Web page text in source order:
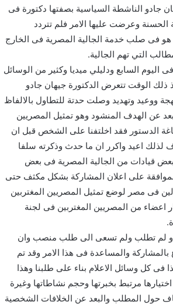
جادو الناشطة السياسية بصفتها دكتورة فى
الحسنة وعرضت عليها الامر فلم تتردد
هو فى صلب خدمة الجالية المصرية فى الخارج
التي تهم الجالية.
اليوم السابع ودليلي ميديا وكثير من الوسائل
ذلك الوقت تتعرض الدكتورة جيهان جادو
ووعيد وتهديد وصلت حدتة للتطاول بالالفاظ
عن الهدف المنشود وهو تمثيل المصريين
الدستور فقد اخلتفنا على الشخص قبل ان
لذلك اعيد واكرر ان ما حدث وذكرته سلفا
بعض قيادات من الجالية المصرية فى بعض
على اعلان المشاركة بشكل مكثف حتى
فى مصر لوضع تمثيل المصريين المغتربين
اعضاء من المصريين المغتربين فى لجنة
لم تطلب ولم تسعى الى طلب منصب وان
بالمشاركة والمساعدة فى هذا الامر وقد تم
فى كل وسائل الاعلام بناء على طلبنا وهذا
مرتبط بخبرتها وحجم نشاطاتها وغيرة
حول المطلب والبعد عن الخلافات الشخصية